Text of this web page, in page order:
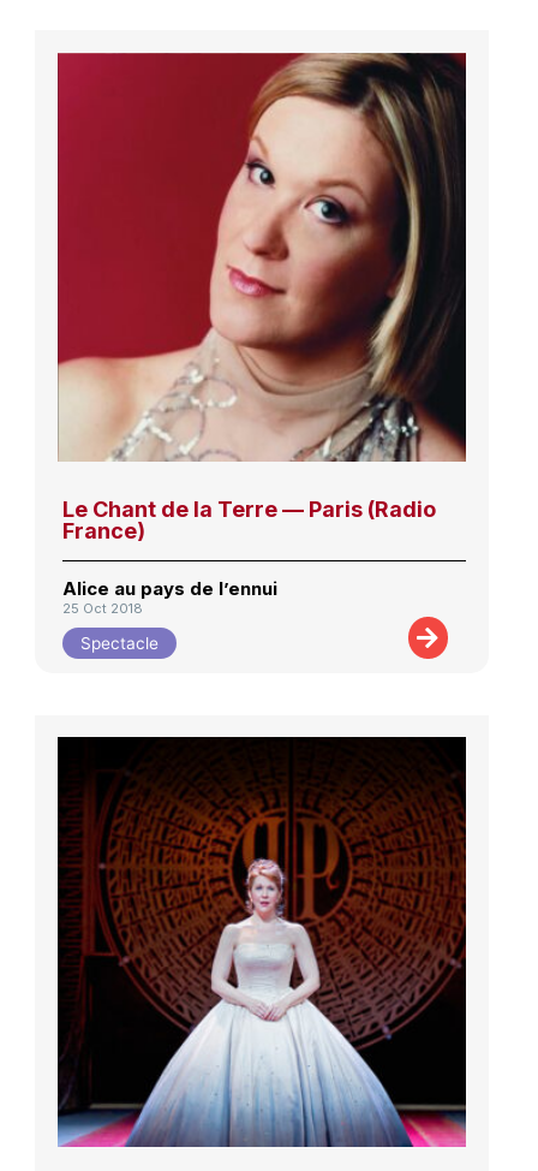
Le Chant de la Terre — Paris (Radio
France)
Alice au pays de l’ennui
25 Oct 2018
Spectacle